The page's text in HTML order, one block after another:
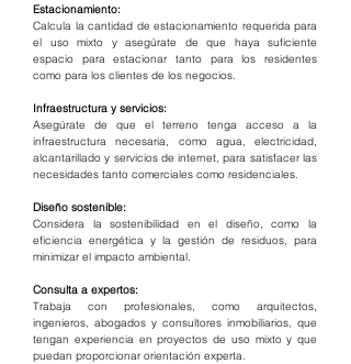
Estacionamiento:
Calcula la cantidad de estacionamiento requerida para
el uso mixto y asegúrate de que haya suficiente
espacio para estacionar tanto para los residentes
como para los clientes de los negocios.
Infraestructura y servicios:
Asegúrate de que el terreno tenga acceso a la
infraestructura necesaria, como agua, electricidad,
alcantarillado y servicios de internet, para satisfacer las
necesidades tanto comerciales como residenciales.
Diseño sostenible:
Considera la sostenibilidad en el diseño, como la
eficiencia energética y la gestión de residuos, para
minimizar el impacto ambiental.
Consulta a expertos:
Trabaja con profesionales, como arquitectos,
ingenieros, abogados y consultores inmobiliarios, que
tengan experiencia en proyectos de uso mixto y que
puedan proporcionar orientación experta.